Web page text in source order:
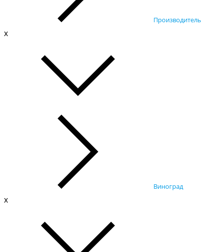
Производитель
x
Виноград
x